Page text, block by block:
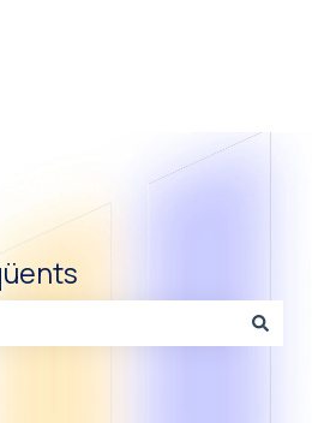
el menú de les traduccions